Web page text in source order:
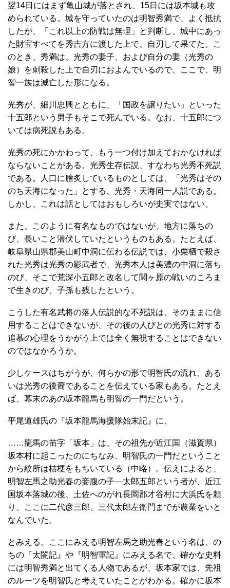
翌14日にはまず亀山城が落とされ、15日には坂本城も攻
められている。城を守っていたのは明智秀満で、よく抵抗
したが、「これ以上の防戦は無理」と判断し、城中にあっ
た財宝すべてを秀吉方に渡した上で、自刃して果てた。こ
のとき、秀満は、光秀の妻子、および自分の妻（光秀の
娘）を刺殺した上で自刃におよんでいるので、ここで、明
智一族は滅亡した形になる。
光秀が、細川忠興とともに、「国政を譲りたい」といった
十五郎という男子もそこで死んでいる。なお、十五郎につ
いては病死説もある。
光秀の死にかかわって、もう一つ付け加えておかなければ
ならないことがある。光秀生存伝説、すなわち光秀不死説
である。人口に膾炙しているものとしては、「光秀はその
のち天海になった」とする、光秀・天海同一人説である。
しかし、これは話としてはおもしろいが史実ではない。
また、このように有名なものではないが、地方に落ちの
び、長いこと潜伏していたというものもある。たとえば、
岐阜県山県郡美山町中洞に伝わる伝説では、小栗栖で殺さ
れた光秀は光秀の影武者で、光秀本人は美濃の中洞に落ち
のび、そこで荒深小五郎と改名して関ヶ原の戦いのころま
で生きのび、子孫も残したという。
こうした有名武将の落人伝説的な不死説は、そのままに信
用することはできないが、その後の人びとの光秀に対する
追慕の心理をうかがう上では全く無視することはできない
のではなかろうか。
少しケースはちがうが、何らかの形で明智氏の流れ、ある
いは光秀の後裔であることを伝えている家もある。たとえ
ば、幕末のあの坂本龍馬も明智の一門だという。
平尾道雄氏の『坂本龍馬海援隊始末記』に、
……龍馬の苗字「坂本」は、その祖先が近江国（滋賀県）
坂本村に起こったのにちなみ、明智氏の一門だということ
から紋所は桔梗をもちいている（中略）。伝えによると、
明智左馬之助光春の妾腹の子―太郎五郎という者が、近江
国坂本落城の後、土佐へのがれ長岡郡才谷村に大浜氏を頼
り、ここに二代彦三郎、三代太郎左衛門までが農業をいと
なんでいた。
とみえる。ここにみえる明智左馬之助光春という名は、の
ちの『太閤記』や『明智軍記』にみえる名で、確かな史料
には明智秀満と出てくる人物であるが、坂本家では、先祖
のルーツを明智氏と考えていたことがわかる。確かに坂本